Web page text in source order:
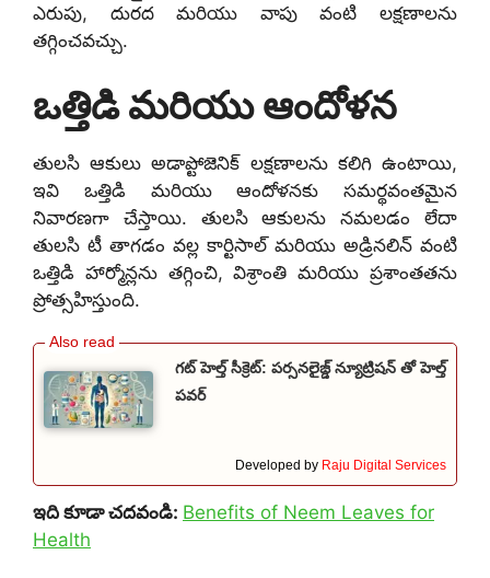
ఎరుపు, దురద మరియు వాపు వంటి లక్షణాలను
తగ్గించవచ్చు.
ఒత్తిడి మరియు ఆందోళన
తులసి ఆకులు అడాప్టోజెనిక్ లక్షణాలను కలిగి ఉంటాయి,
ఇవి ఒత్తిడి మరియు ఆందోళనకు సమర్థవంతమైన
నివారణగా చేస్తాయి. తులసి ఆకులను నమలడం లేదా
తులసి టీ తాగడం వల్ల కార్టిసాల్ మరియు అడ్రినలిన్ వంటి
ఒత్తిడి హార్మోన్లను తగ్గించి, విశ్రాంతి మరియు ప్రశాంతతను
ప్రోత్సహిస్తుంది.
గట్ హెల్త్ సీక్రెట్: పర్సనలైజ్డ్ న్యూట్రిషన్ తో హెల్త్
పవర్
Developed by Raju Digital Services
ఇది కూడా చదవండి: Benefits of Neem Leaves for
Health